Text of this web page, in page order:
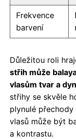
Frekvence
barvení
Důležitou roli
střih může
vlasům tvar a
střihy se skvěle
plynulé
vlasů může být
a kontrastu.